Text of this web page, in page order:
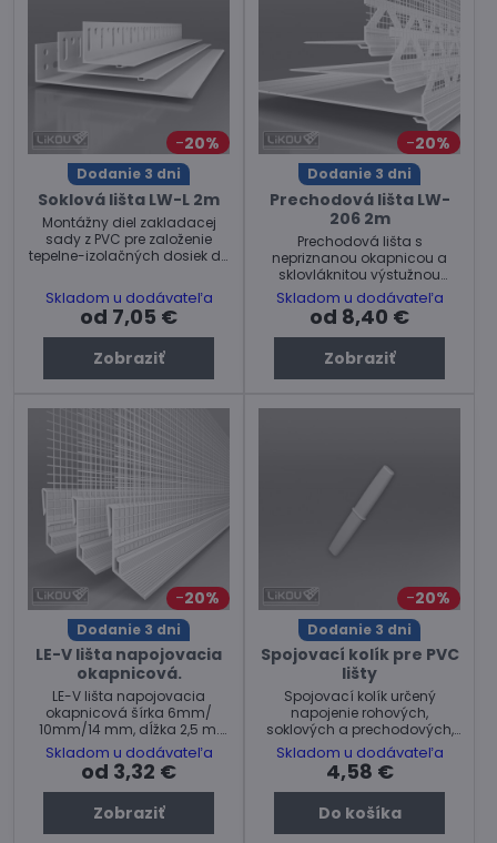
20%
Dodanie 3 dni
Soklová lišta LW-L 2m
Montážny diel zakladacej
sady z PVC pre založenie
tepelne-izolačných dosiek do
zatepľovacom systéme.
Cena za ks.
Skladom u dodávateľa
od 7,05 €
Zobraziť
20%
Dodanie 3 dni
Prechodová lišta LW-
206 2m
Prechodová lišta s
nepriznanou okapnicou a
sklovláknitou výstužnou
tkaninou. Cena za kus.
Skladom u dodávateľa
od 8,40 €
Zobraziť
20%
Dodanie 3 dni
LE-V lišta napojovacia
okapnicová.
LE-V lišta napojovacia
okapnicová šírka 6mm/
10mm/14 mm, dĺžka 2,5 m.
Vrátane sklovláknitej
výstužnej tkaniny pre
zaistenie dilatujúceho spoja
medzi zakladacou lištou
alebo oplechovaním a
Skladom u dodávateľa
od 3,32 €
Zobraziť
20%
Dodanie 3 dni
Spojovací kolík pre PVC
lišty
Spojovací kolík určený
napojenie rohových,
soklových a prechodových,
ukončovacích, nadpražných,
bosážnych a dilatačných
PVC líšt od výrobcu LIKOV.
Cena za balenie
Skladom u dodávateľa
4,58 €
Do košíka